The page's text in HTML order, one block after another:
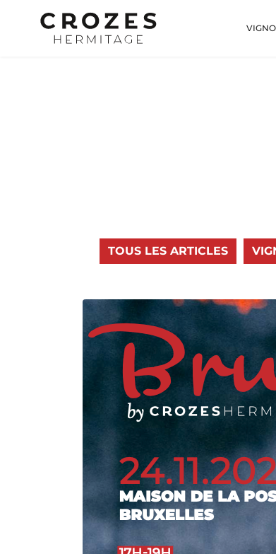
TOUS LES ARTICLES